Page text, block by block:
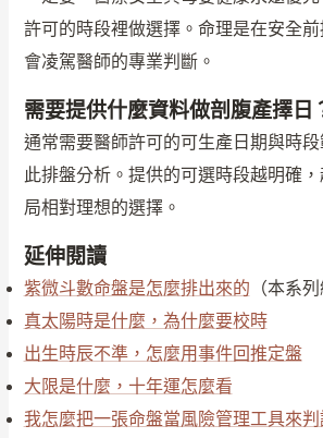
許可的時段裡做選擇。命理是在安全
會凌駕醫師的專業判斷。
需要提供什麼資料做剖腹產擇日
通常需要醫師許可的可生產日期與時
此排盤分析。提供的可選時段越明確
局相對理想的選擇。
延伸閱讀
紫微斗數命盤是怎麼排出來的 （本系列
真太陽時是什麼，為什麼要校時
出生時辰不準，怎麼用事件回推定盤
大限是什麼，十年運怎麼看
我怎麼把一張命盤當風險管理工具來判